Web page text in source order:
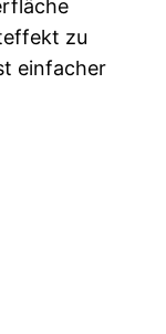
zu
einfacher